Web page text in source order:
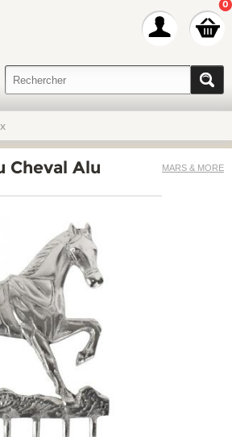
0
MARS & MORE
Cheval Alu